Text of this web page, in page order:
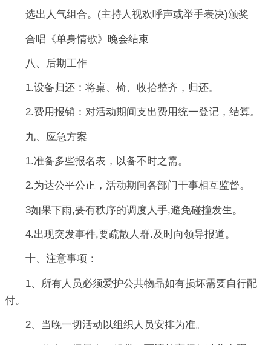
选出人气组合。(主持人视欢呼声或举手表决)颁奖
合唱《单身情歌》晚会结束
八、后期工作
1.设备归还：将桌、椅、收拾整齐，归还。
2.费用报销：对活动期间支出费用统一登记，结算。
九、应急方案
1.准备多些报名表，以备不时之需。
2.为达公平公正，活动期间各部门干事相互监督。
3如果下雨,要有秩序的调度人手,避免碰撞发生。
4.出现突发事件,要疏散人群.及时向领导报道。
十、注意事项：
1、所有人员必须爱护公共物品如有损坏需要自行配
付。
2、当晚一切活动以组织人员安排为准。